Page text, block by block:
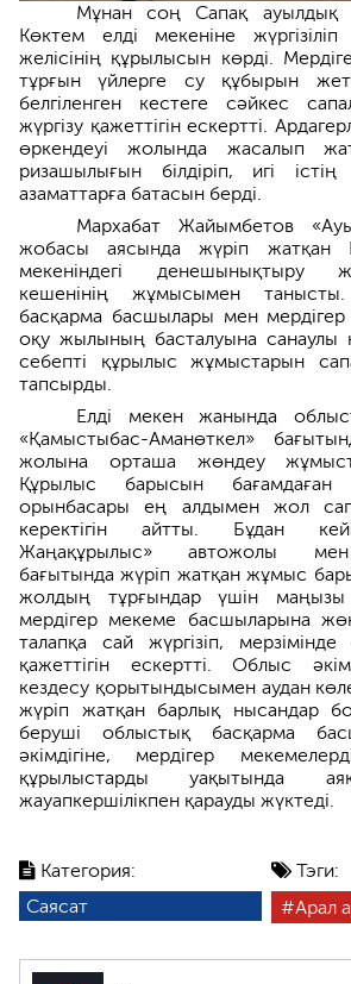
Категория:
Саясат
Тэги:
Арал
Мұнан соң Сапақ ауылдық
Көктем елді мекеніне
желісінің құрылысын көрді.
тұрғын үйлерге су құбырын
белгіленген кестеге сәйкес
жүргізу қажеттігін ескертті.
өркендеуі жолында жасалып
ризашылығын білдіріп, игі
азаматтарға батасын берді.
Мархабат Жайымбетов
жобасы аясында жүріп жатқан
мекеніндегі денешынықтыру
кешенінің жұмысымен танысты.
басқарма басшылары мен
оқу жылының басталуына санаулы
себепті құрылыс жұмыстарын
тапсырды.
Елді мекен жанында
«Қамыстыбас-Аманөткел»
жолына орташа жөндеу
Құрылыс барысын бағамдаған
орынбасары ең алдымен жол
керектігін айтты. Бұдан
Жаңақұрылыс» автожолы мен
бағытында жүріп жатқан жұмыс
жолдың тұрғындар үшін
мердігер мекеме басшыларына
талапқа сай жүргізіп, мерзімінде
қажеттігін ескертті. Облыс
кездесу қорытындысымен аудан
жүріп жатқан барлық нысандар
беруші облыстық басқарма
әкімдігіне, мердігер
құрылыстарды уақытында
жауапкершілікпен қарауды жүктеді.